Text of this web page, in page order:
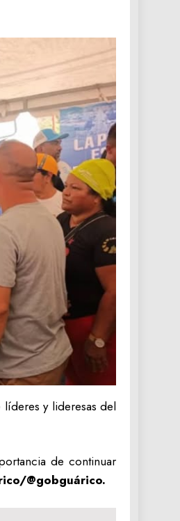
y lideresas del
de continuar
@gobguárico.